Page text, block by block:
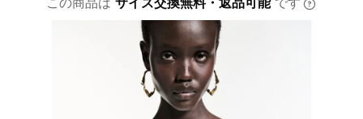
この商品は サイズ交換無料・返品可能 です